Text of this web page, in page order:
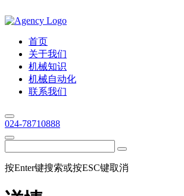
首页
关于我们
机械知识
机械自动化
联系我们
024-78710888
按Enter键搜索或按ESC键取消